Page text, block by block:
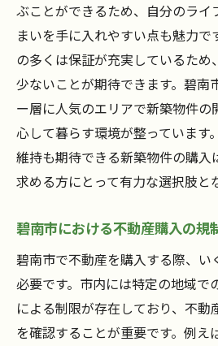
ぶことができるため、自分のライ
まいを手に入れやすい点も魅力で
の多くは保証が充実しているため
少ないことが期待できます。碧南
ー層に人気のエリアで新築物件の
心して暮らす環境が整っています
維持も期待できる新築物件の購入
求める方にとって有力な選択肢と
碧南市における不動産購入の規
碧南市で不動産を購入する際、い
必要です。市内には特定の地域で
による制限が存在しており、不動
を確認することが重要です。例え